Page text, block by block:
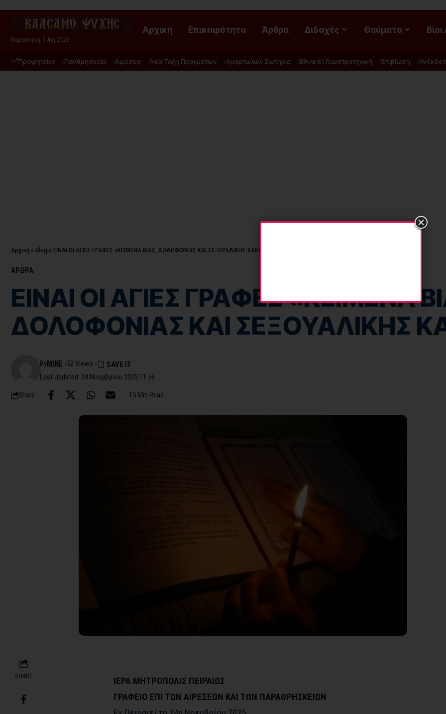
Παρασκευή, 7 Αυγ 2026
Αρχική Επικαιρότητα Άρθρα Διδαχές Θαύματα
Προφητείες Πανθρησκεία Αιρέσεις Νέα Τάξη Πραγμάτων Αμαρτωλών Σωτηρία Εθνικά \ Γεωστρατηγική Επιβίωση
Αρχική » Blog » ΕΙΝΑΙ ΟΙ ΑΓΙΕΣ ΓΡΑΦΕΣ «ΚΕΙΜΕΝΑ ΒΙΑΣ, ΔΟΛΟΦΟΝΙΑΣ ΚΑΙ ΣΕΞΟΥΑΛΙΚΗΣ ΚΑΚΟΠΟΙΗΣΗΣ»;
ΑΡΘΡΑ
ΕΙΝΑΙ ΟΙ ΑΓΙΕΣ ΓΡΑΦΕΣ «ΚΕΙΜΕΝΑ
ΔΟΛΟΦΟΝΙΑΣ ΚΑΙ ΣΕΞΟΥΑΛΙΚΗΣ
Last Updated: 24 Νοεμβρίου 2025 11:56
ByMIKE 52 Views
Share 15 Min Read
SHARE
ΙΕΡΑ ΜΗΤΡΟΠΟΛΙΣ ΠΕΙΡΑΙΩΣ
ΓΡΑΦΕΙΟ ΕΠΙ ΤΩΝ ΑΙΡΕΣΕΩΝ ΚΑΙ ΤΩΝ ΠΑΡΑΘΡΗΣΚΕΙΩΝ